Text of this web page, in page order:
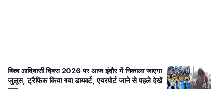
विश्व आदिवासी दिवस 2026 पर आज इंदौर में निकाला जाएगा
जुलूस, ट्रैफिक किया गया डायवर्ट, एयरपोर्ट जाने से पहले देखें